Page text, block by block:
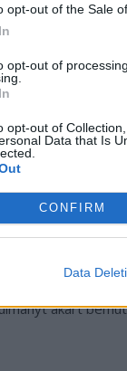
opt-out of the Sale
opt-out of
opt-out of
Data that Is
CONFIRM
Data
platform
hagyományos
A 18 colos
225/55-ös
milliméterrel
akart